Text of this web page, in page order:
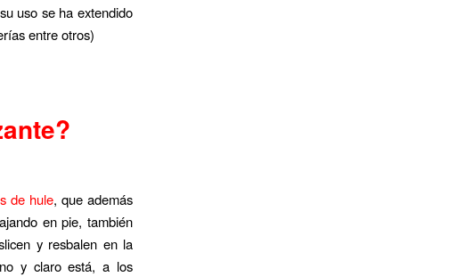
uso se ha extendido
entre otros)
de hule, que además
en pie, también
y resbalen en la
y claro está, a los